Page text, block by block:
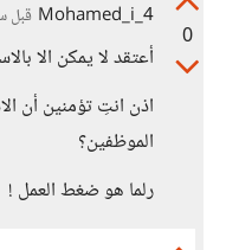
0
Mohamed_i_4 قبل
أعتقد لا يمكن الا
اذن انتِ تؤمنين أن
الموظفين؟
رلما هو ضغط العمل !